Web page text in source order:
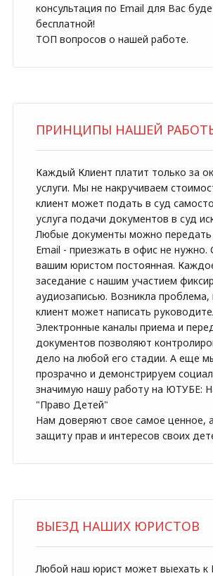
консультация по Email для Вас
бесплатной!
ТОП вопросов о нашей работе.
ПРИНЦИПЫ НАШЕЙ
Каждый Клиент платит только за
услуги. Мы не накручиваем
клиент может подать в суд
услуга подачи документов в суд
Любые документы можно передать
Email - приезжать в офис не нужно.
вашим юристом постоянная.
заседание с нашим участием
аудиозаписью. Возникла
клиент может написать
Электронные каналы приема и
документов позволяют
дело на любой его стадии. А еще
прозрачно и демонстрируем
значимую нашу работу на ЮТУБЕ:
"Право Детей"
Нам доверяют свое самое ценное,
защиту прав и интересов своих
ВЫЕЗД НАШИХ ЮРИСТОВ
Любой наш юрист может выехать к